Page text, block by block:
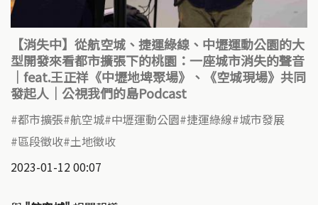
【消失中】從航空城、捷運綠線、中壢運動公園的大
型開發來看都市擴張下的桃園：一座城市消失的聲音
｜feat.王正祥《中壢地埤聚場》、《空城現場》共同
發起人｜公視我們的島Podcast
都市擴張 航空城 中壢運動公園 捷運綠線 城市發展
區段徵收 土地徵收
2023-01-12 00:07